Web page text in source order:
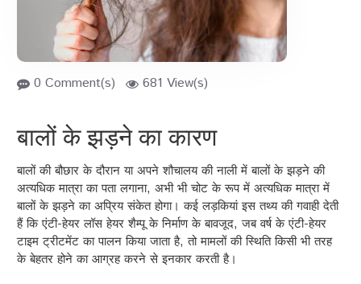
0 Comment(s) 681 View(s)
बालों के झड़ने का कारण
बालों की बौछार के दौरान या अपने शौचालय की नाली में बालों के झड़ने की
अत्यधिक मात्रा का पता लगाना, अभी भी चोट के रूप में अत्यधिक मात्रा में
बालों के झड़ने का अप्रिय संकेत होगा। कई लड़कियां इस तथ्य की गवाही देती
हैं कि एंटी-हेयर लॉस हेयर शैम्पू के निर्माण के बावजूद, जब वर्ष के एंटी-हेयर
टाइम ट्रीटमेंट का पालन किया जाता है, तो मामलों की स्थिति किसी भी तरह
के बेहतर होने का आग्रह करने से इनकार करती है।